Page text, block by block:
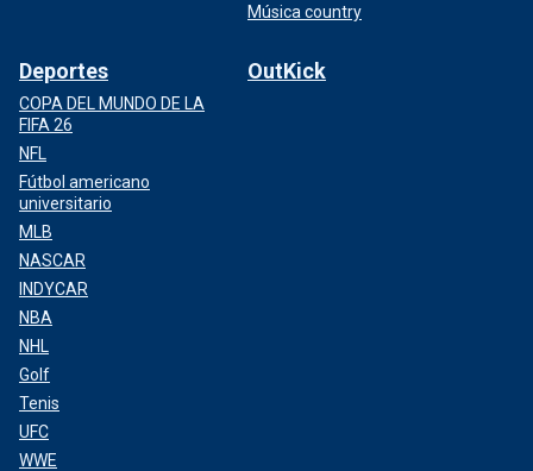
Música country
Deportes
COPA DEL MUNDO DE LA
FIFA 26
NFL
Fútbol americano
universitario
MLB
NASCAR
INDYCAR
NBA
NHL
Golf
Tenis
UFC
WWE
OutKick